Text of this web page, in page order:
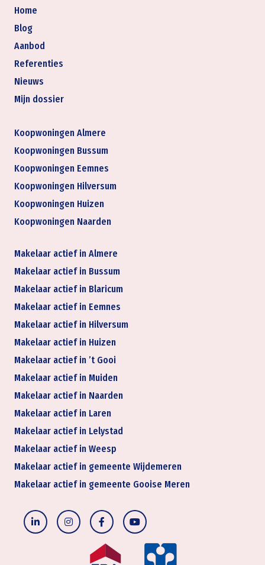
Home
Blog
Aanbod
Referenties
Nieuws
Mijn dossier
Koopwoningen Almere
Koopwoningen Bussum
Koopwoningen Eemnes
Koopwoningen Hilversum
Koopwoningen Huizen
Koopwoningen Naarden
Makelaar actief in Almere
Makelaar actief in Bussum
Makelaar actief in Blaricum
Makelaar actief in Eemnes
Makelaar actief in Hilversum
Makelaar actief in Huizen
Makelaar actief in ’t Gooi
Makelaar actief in Muiden
Makelaar actief in Naarden
Makelaar actief in Laren
Makelaar actief in Lelystad
Makelaar actief in Weesp
Makelaar actief in gemeente Wijdemeren
Makelaar actief in gemeente Gooise Meren